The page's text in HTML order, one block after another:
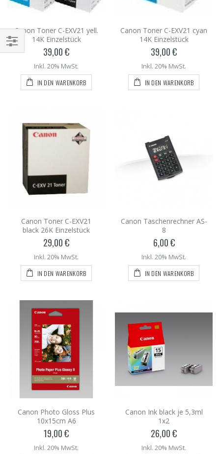
Canon Toner C-EXV21 yell.
14K Einzelstück
39,00 €
Inkl. 20% MwSt.
IN DEN WARENKORB
Canon Toner C-EXV21 cyan
14K Einzelstück
39,00 €
Inkl. 20% MwSt.
IN DEN WARENKORB
Canon Toner C-EXV21
black 26K Einzelstück
29,00 €
Inkl. 20% MwSt.
IN DEN WARENKORB
Canon Taschenrechner AS-
8
6,00 €
Inkl. 20% MwSt.
IN DEN WARENKORB
Canon Photo Gloss Plus
10x15cm A6
19,00 €
Inkl. 20% MwSt.
Canon Ink black je 5,3ml
1x2
26,00 €
Inkl. 20% MwSt.